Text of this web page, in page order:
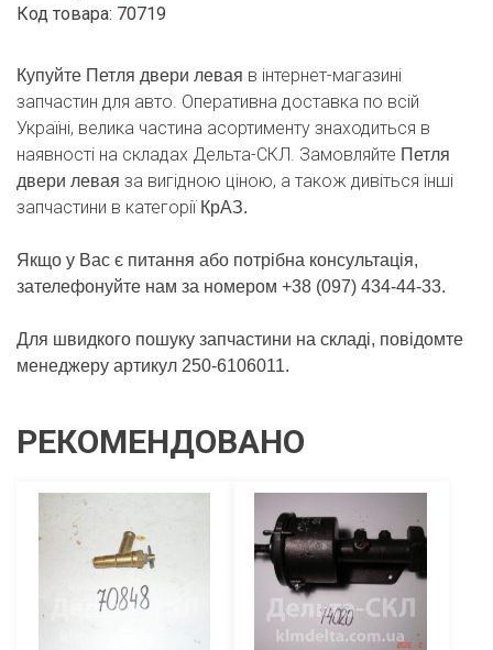
Код товара: 70719
Купуйте Петля двери левая в інтернет-магазині
запчастин для авто. Оперативна доставка по всій
Україні, велика частина асортименту знаходиться в
наявності на складах Дельта-СКЛ. Замовляйте Петля
двери левая за вигідною ціною, а також дивіться інші
запчастини в категоріїКрАЗ.
Якщо у Вас є питання або потрібна консультація,
зателефонуйте нам за номером +38 (097) 434-44-33.
Для швидкого пошуку запчастини на складі, повідомте
менеджеру артикул 250-6106011.
РЕКОМЕНДОВАНО